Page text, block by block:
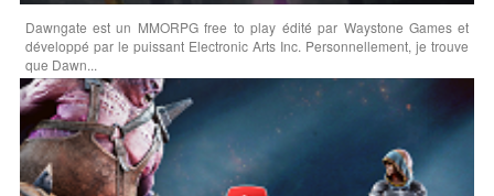
Dawngate est un MMORPG free to play édité par Waystone Games et
développé par le puissant Electronic Arts Inc. Personnellement, je trouve
que Dawn...